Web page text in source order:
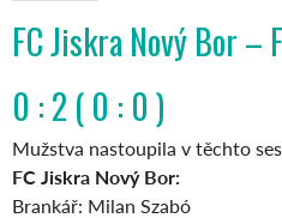
FC Jiskra Nový Bor –
0 : 2 ( 0 : 0 )
Mužstva nastoupila v těchto
FC Jiskra Nový Bor:
Brankář: Milan Szabó